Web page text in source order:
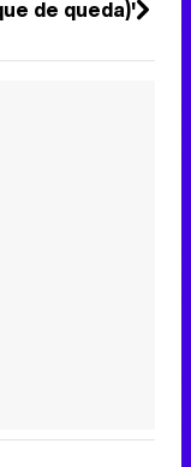
de queda)'